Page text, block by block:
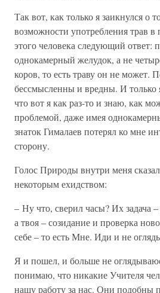
Так вот, как только я заикнулся о
возможности употребления трав
этого человека следующий ответ:
однокамерный желудок, а не
коров, то есть траву он не может.
бессмысленны и вредны. И только
что вот я как раз-то и знаю, как
проблемой, даже имея
знаток Гималаев потерял ко мне
сторону.
Голос Природы внутри меня
некоторым ехидством:
– Ну что, сверил часы? Их задача
а твоя – созидание и проверка
себе – то есть Мне. Иди и не
Я и пошел, и больше не
понимаю, что никакие Учителя
нашу работу за нас. Они подобны